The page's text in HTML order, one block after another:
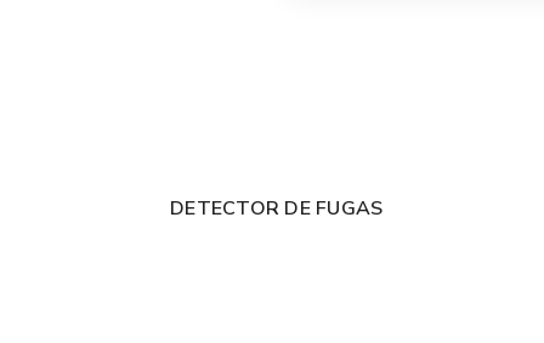
DETECTOR DE FUGAS